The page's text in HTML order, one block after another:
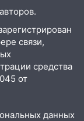
в
дача
связи,
средства
от
данных